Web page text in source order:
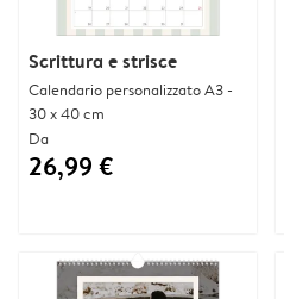
Scrittura e strisce
Calendario personalizzato A3 -
30 x 40 cm
Da
26,99 €